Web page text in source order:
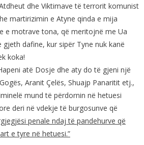
dhe Viktimave të terrorit komunist
martirizimin e Atyne qinda e mija
e motrave tona, që meritojnë me Ua
dafine, kur sipër Tyne nuk kanë
koka!
atë Dosje dhe aty do të gjeni një
Aranit Çelës, Shuajp Panaritit etj.,
mund të përdornin në hetuesi
deri në vdekje të burgosunve që
penale ndaj të pandehurve që
e tyre në hetuesi.”